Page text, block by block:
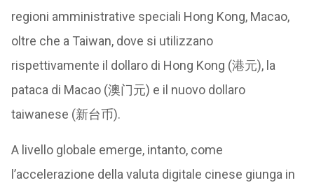
regioni amministrative speciali Hong Kong, Macao,
oltre che a Taiwan, dove si utilizzano
rispettivamente il dollaro di Hong Kong (港元), la
pataca di Macao (澳门元) e il nuovo dollaro
taiwanese (新台币).
A livello globale emerge, intanto, come
l’accelerazione della valuta digitale cinese giunga in